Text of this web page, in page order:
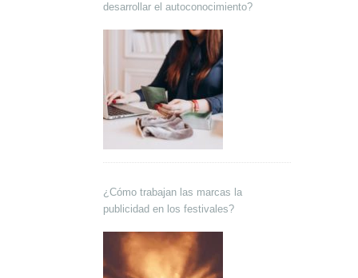
desarrollar el autoconocimiento?
¿Cómo trabajan las marcas la
publicidad en los festivales?